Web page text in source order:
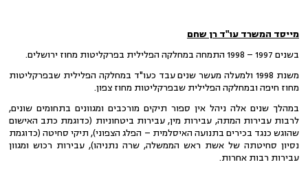
מייסד המשרד עו"ד רן שחם
בשנים 1997 – 1998 התמחה במחלקה הפלילית בפרקליטות מחוז ירושלים.
משנת 1998 ולמעלה מעשר שנים עבד כעו"ד במחלקה הפלילית שבפרקליטות
מחוז חיפה ובמחלקה הפלילית שבפרקליטות מחוז צפון.
במהלך שנים אלה ניהל אין ספור תיקים מורכבים ומגוונים בתחומים שונים,
לרבות עבירות המתה, עבירות מין, עבירות ביטחוניות (כדוגמת כתב האישום
שהוגש כנגד בכירים בתנועה האיסלמית – הפלג הצפוני), תיקי סחיטה (כדוגמת
נסיון סחיטתה של אשת ראש הממשלה, שרה נתניהו), עבירות רכוש ומגוון
עבירות רבות אחרות.